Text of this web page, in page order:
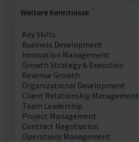
Weitere Kenntnisse
Key Skills:
Business Development
Innovation Management
Growth Strategy & Execution
Revenue Growth
Organizational Development
Client Relationship Management
Team Leadership
Project Management
Contract Negotiation
Operations Management